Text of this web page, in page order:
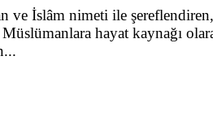
ve İslâm nimeti ile
hayat kaynağı